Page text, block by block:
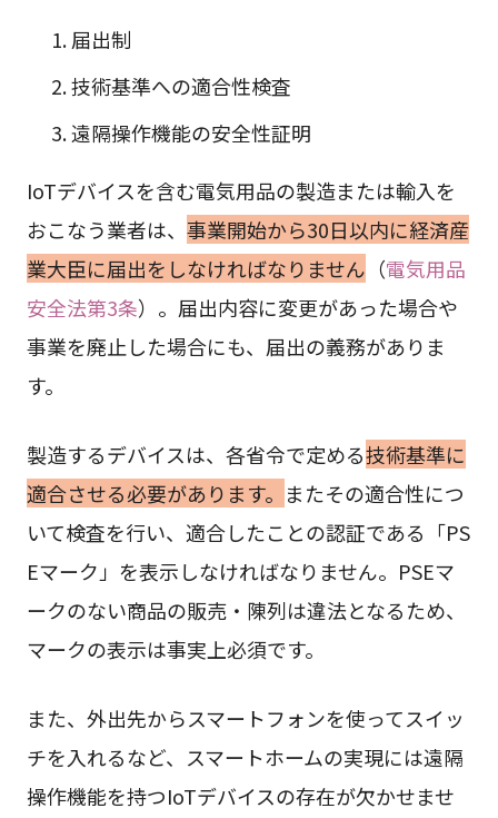
届出制
技術基準への適合性検査
遠隔操作機能の安全性証明
IoTデバイスを含む電気用品の製造または輸入を
おこなう業者は、 事業開始から30日以内に経済産
業大臣に届出をしなければなりません （電気用品
安全法第3条）。届出内容に変更があった場合や
事業を廃止した場合にも、届出の義務がありま
す。
製造するデバイスは、各省令で定める技術基準に
適合させる必要があります。 またその適合性につ
いて検査を行い、適合したことの認証である「PS
Eマーク」を表示しなければなりません。PSEマ
ークのない商品の販売・陳列は違法となるため、
マークの表示は事実上必須です。
また、外出先からスマートフォンを使ってスイッ
チを入れるなど、スマートホームの実現には遠隔
操作機能を持つIoTデバイスの存在が欠かせませ